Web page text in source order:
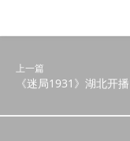
上一篇
《迷局1931》湖北开